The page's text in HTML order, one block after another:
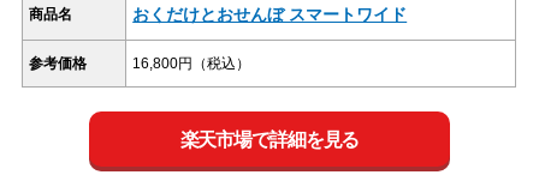
商品名 おくだけとおせんぼ スマートワイド
参考価格 16,800円（税込）
楽天市場で詳細を見る